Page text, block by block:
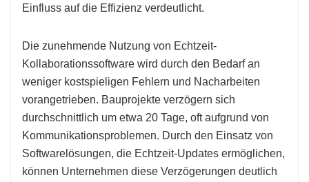
Einfluss auf die Effizienz verdeutlicht.
Die zunehmende Nutzung von Echtzeit-
Kollaborationssoftware wird durch den Bedarf an
weniger kostspieligen Fehlern und Nacharbeiten
vorangetrieben. Bauprojekte verzögern sich
durchschnittlich um etwa 20 Tage, oft aufgrund von
Kommunikationsproblemen. Durch den Einsatz von
Softwarelösungen, die Echtzeit-Updates ermöglichen,
können Unternehmen diese Verzögerungen deutlich